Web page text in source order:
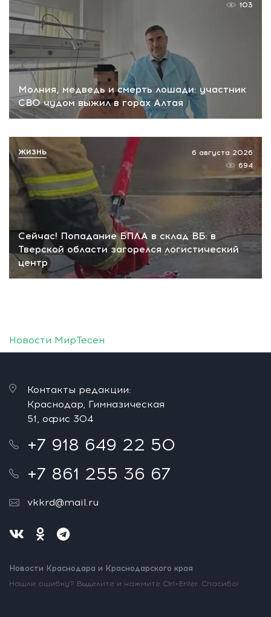
Молния, медведь и смерть лошади: участник
СВО чудом выжил в горах Алтая
103
Сейчас! Попадание БПЛА в склад ВБ: в
Тверской области загорелся логистический
центр
6 августа 2026
694
ЖИЗНЬ
Новости МирТесен
Контакты редакции:
Краснодар, Гимназическая
51, офис 304
+7 918 649 22 50
+7 861 255 36 67
vkkrd@mail.ru
Новости Краснодара и Краснодарского края
Нашли ошибку? Выделите и нажмите Ctrl+Enter. Спасибо!